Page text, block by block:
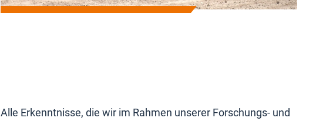
Alle Erkenntnisse, die wir im Rahmen unserer Forschungs- und